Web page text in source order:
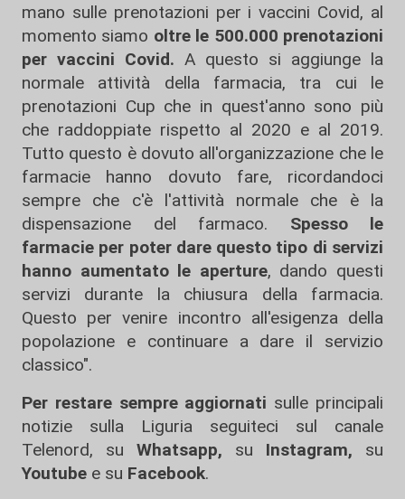
mano sulle prenotazioni per i vaccini Covid, al
momento siamo oltre le 500.000 prenotazioni
per vaccini Covid. A questo si aggiunge la
normale attività della farmacia, tra cui le
prenotazioni Cup che in quest'anno sono più
che raddoppiate rispetto al 2020 e al 2019.
Tutto questo è dovuto all'organizzazione che le
farmacie hanno dovuto fare, ricordandoci
sempre che c'è l'attività normale che è la
dispensazione del farmaco. Spesso le
farmacie per poter dare questo tipo di servizi
hanno aumentato le aperture, dando questi
servizi durante la chiusura della farmacia.
Questo per venire incontro all'esigenza della
popolazione e continuare a dare il servizio
classico".
Per restare sempre aggiornati sulle principali
notizie sulla Liguria seguiteci sul canale
Telenord, su
Whatsapp, su Instagram, su
Youtube e su Facebook.